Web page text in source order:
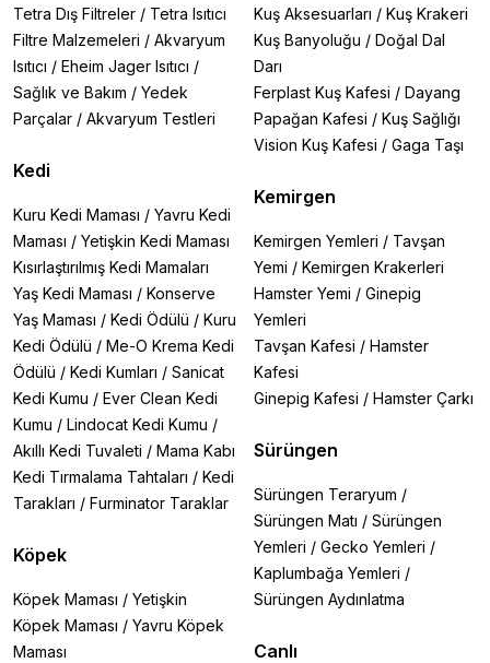
mamalar da bulunmaktadır.
Köpeklerin yaşına, sağlık durumuna ve aktivite düzeyine göre
farklı mama çeşitleri bulunmaktadır:
Yavru Köpek Mamaları:Yüksek enerji ve protein içeriğiyle
yavru köpeklerin büyüme ve gelişme ihtiyaçlarını karşılar. Aynı
zamanda kemik gelişimi için kalsiyum ve fosfor açısından
Yetişkin Köpek Mamaları:
köpeğinizin günlük ihtiyaçlarını karşılar. Standart ya da yüksek
enerji içerikli formüller mevcuttur.
Yaşlı Köpek Mamaları: Sindirimi kolay formüllerle yaşa bağlı
sağlık sorunlarını önlemeye yardımcı olur. Düşük kalorili ve
yüksek lif içeriğiyle dikkat çeker.
Tahılsız Mamalar:Tahıl alerjisi olan veya hassas sindirim
sistemine sahip köpekler için idealdir.
Veteriner Reçeteli Mamalar:
edilen bu mamalar, veteriner kontrolünde kullanılır.
Köpek Mamasının Önemi
Köpek maması, yalnızca günlük enerji ihtiyacını karşılamakla
kalmaz; aynı zamanda köpeğinizin genel sağlığı üzerinde
doğrudan etkili bir rol oynar. Dengeli bir mama, köpeğinizin
bağışıklığını güçlendirir, parlak ve sağlıklı tüy yapısını korur,
enerji seviyesini artırır ve uzun ömürlü bir yaşamın temelini
oluşturur. Yanlış mama seçimi ise obezite, sindirim sorunları,
Tetra Dış Filtreler / Tetra Isıtıcı
Filtre Malzemeleri / Akvaryum
Isıtıcı / Eheim Jager Isıtıcı /
Sağlık ve Bakım / Yedek
Parçalar / Akvaryum Testleri
Kedi
Kuru Kedi Maması / Yavru Kedi
Maması / Yetişkin Kedi Maması
Kısırlaştırılmış Kedi Mamaları
Yaş Kedi Maması / Konserve
Yaş Maması / Kedi Ödülü / Kuru
Kedi Ödülü / Me-O Krema Kedi
Ödülü / Kedi Kumları / Sanicat
Kedi Kumu / Ever Clean Kedi
Kumu / Lindocat Kedi Kumu /
Akıllı Kedi Tuvaleti / Mama Kabı
Kedi Tırmalama Tahtaları / Kedi
Tarakları / Furminator Taraklar
Köpek
Köpek Maması / Yetişkin
Köpek Maması / Yavru Köpek
Maması
Kuş Aksesuarları / Kuş Krakeri
Kuş Banyoluğu / Doğal Dal
Darı
Ferplast Kuş Kafesi / Dayang
Papağan Kafesi / Kuş Sağlığı
Vision Kuş Kafesi / Gaga Taşı
Kemirgen
Kemirgen Yemleri / Tavşan
Yemi / Kemirgen Krakerleri
Hamster Yemi / Ginepig
Yemleri
Tavşan Kafesi / Hamster
Kafesi
Ginepig Kafesi / Hamster Çarkı
Sürüngen
Sürüngen Teraryum /
Sürüngen Matı / Sürüngen
Yemleri / Gecko Yemleri /
Kaplumbağa Yemleri /
Sürüngen Aydınlatma
Canlı